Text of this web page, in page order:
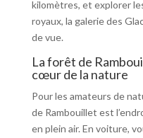
kilomètres, et explorer
royaux, la galerie des
de vue.
La forêt de
cœur de la nature
Pour les amateurs de
de Rambouillet est
en plein air. En voiture,